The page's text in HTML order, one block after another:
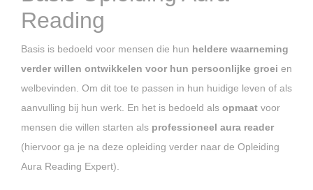
Reading
Basis is bedoeld voor mensen die hun heldere waarneming
verder willen ontwikkelen voor hun persoonlijke groei en
welbevinden. Om dit toe te passen in hun huidige leven of als
aanvulling bij hun werk. En het is bedoeld als opmaat voor
mensen die willen starten als professioneel aura reader
(hiervoor ga je na deze opleiding verder naar de Opleiding
Aura Reading Expert).